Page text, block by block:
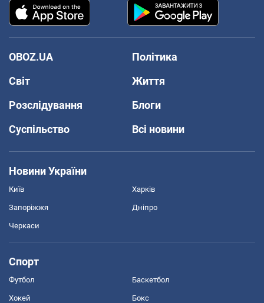
OBOZ.UA
Політика
Світ
Життя
Розслідування
Блоги
Суспільство
Всі новини
Новини України
Київ Харків
Запоріжжя Дніпро
Черкаси
Спорт
Футбол Баскетбол
Хокей Бокс